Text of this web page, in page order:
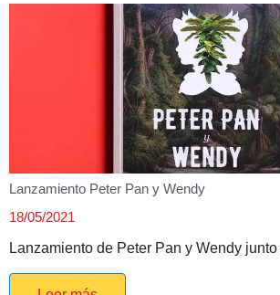
Lanzamiento Peter Pan y Wendy
18/05/2021
Lanzamiento de Peter Pan y Wendy